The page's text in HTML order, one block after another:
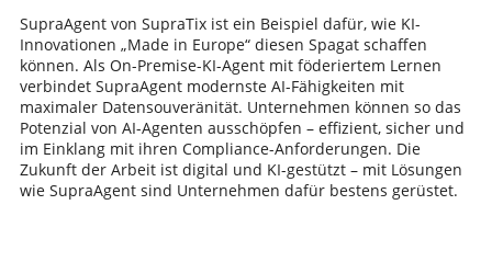
SupraAgent von SupraTix ist ein Beispiel dafür, wie KI-
Innovationen „Made in Europe“ diesen Spagat schaffen
können. Als On-Premise-KI-Agent mit föderiertem Lernen
verbindet SupraAgent modernste AI-Fähigkeiten mit
maximaler Datensouveränität. Unternehmen können so das
Potenzial von AI-Agenten ausschöpfen – effizient, sicher und
im Einklang mit ihren Compliance-Anforderungen. Die
Zukunft der Arbeit ist digital und KI-gestützt – mit Lösungen
wie SupraAgent sind Unternehmen dafür bestens gerüstet.